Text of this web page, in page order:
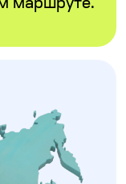
маршруте.